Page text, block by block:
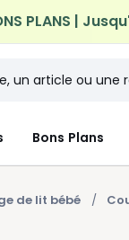
à domicile
Bons Plans
de lit bébé